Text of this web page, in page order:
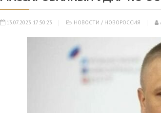
13.07.2023 17:50:23 НОВОСТИ / НОВОРОССИЯ